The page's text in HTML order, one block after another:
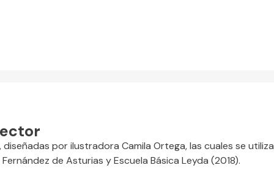
por ilustradora Camila Ortega, las cuales se
de Asturias y Escuela Básica Leyda (2018).